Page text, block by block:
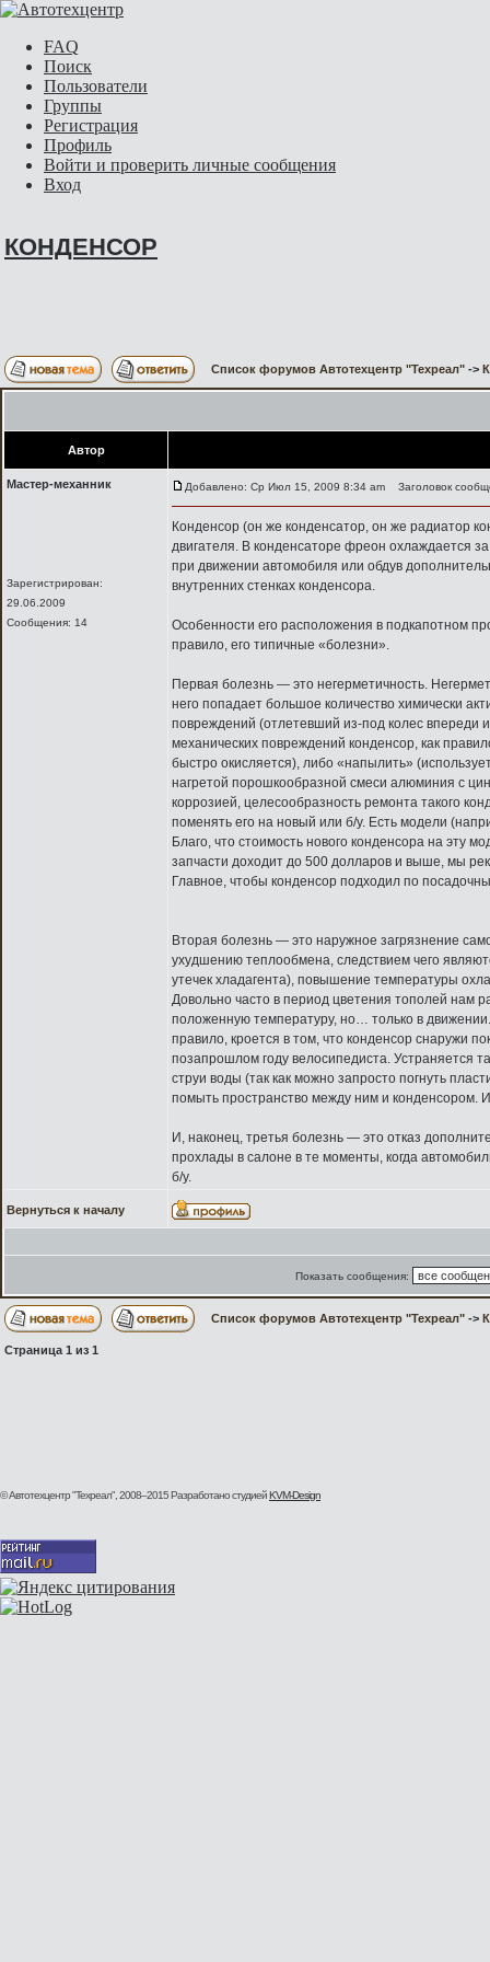
FAQ
Поиск
Пользователи
Группы
Регистрация
Профиль
Войти и проверить личные сообщения
Вход
КОНДЕНСОР
Список форумов Автотехцентр "Техреал" ->
Автор
Мастер-механник
Зарегистрирован:
29.06.2009
Сообщения: 14
Добавлено: Ср Июл 15, 2009 8:34 am Заголовок
Конденсор (он же конденсатор, он же радиатор
двигателя. В конденсаторе фреон охлаждается
при движении автомобиля или обдув
внутренних стенках конденсора.
Особенности его расположения в подкапотном
правило, его типичные «болезни».
Первая болезнь — это негерметичность.
него попадает большое количество химически
повреждений (отлетевший из-под колес впереди
механических повреждений конденсор, как
быстро окисляется), либо «напылить»
нагретой порошкообразной смеси алюминия с
коррозией, целесообразность ремонта такого
поменять его на новый или б/у. Есть модели
Благо, что стоимость нового конденсора на эту
запчасти доходит до 500 долларов и выше, мы
Главное, чтобы конденсор подходил по
Вторая болезнь — это наружное загрязнение
ухудшению теплообмена, следствием чего
утечек хладагента), повышение температуры
Довольно часто в период цветения тополей нам
положенную температуру, но… только в
правило, кроется в том, что конденсор снаружи
позапрошлом году велосипедиста. Устраняется
струи воды (так как можно запросто погнуть
помыть пространство между ним и конденсором.
И, наконец, третья болезнь — это отказ
прохлады в салоне в те моменты, когда
б/у.
Вернуться к началу
Показать сообщения:
Список форумов Автотехцентр "Техреал" ->
Страница 1 из 1
© Автотехцентр "Техреал", 2008–2015Разработано студиейKVM-Design